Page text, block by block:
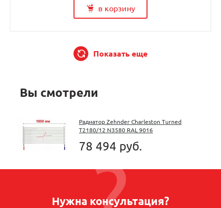
в корзину
Показать еще
Вы смотрели
Радиатор Zehnder Charleston Turned
T2180/12 N3580 RAL 9016
78 494 руб.
Нужна консультация?